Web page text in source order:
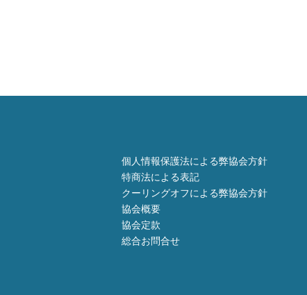
個人情報保護法による弊協会方針
特商法による表記
クーリングオフによる弊協会方針
協会概要
協会定款
総合お問合せ